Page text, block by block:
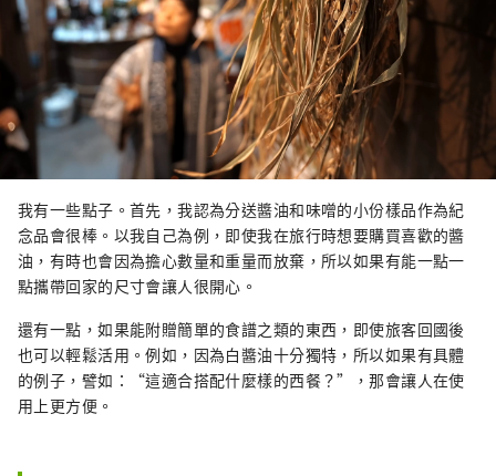
我有一些點子。首先，我認為分送醬油和味噌的小份樣品作為紀
念品會很棒。以我自己為例，即使我在旅行時想要購買喜歡的醬
油，有時也會因為擔心數量和重量而放棄，所以如果有能一點一
點攜帶回家的尺寸會讓人很開心。
還有一點，如果能附贈簡單的食譜之類的東西，即使旅客回國後
也可以輕鬆活用。例如，因為白醬油十分獨特，所以如果有具體
的例子，譬如：“這適合搭配什麼樣的西餐？”，那會讓人在使
用上更方便。